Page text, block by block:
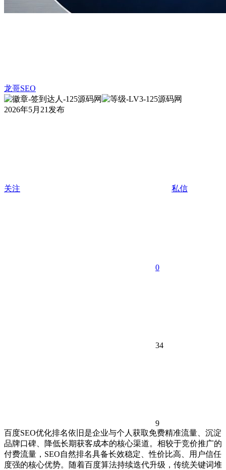
龙哥SEO
2026年5月21发布
关注 私信
0
34
9
百度SEO优化排名依旧是企业与个人获取免费精准流量、沉淀
品牌口碑、降低长期获客成本的核心渠道。相较于竞价推广的
付费流量，SEO自然排名具备长效稳定、性价比高、用户信任
度强的核心优势。随着百度算法持续迭代升级，传统关键词堆